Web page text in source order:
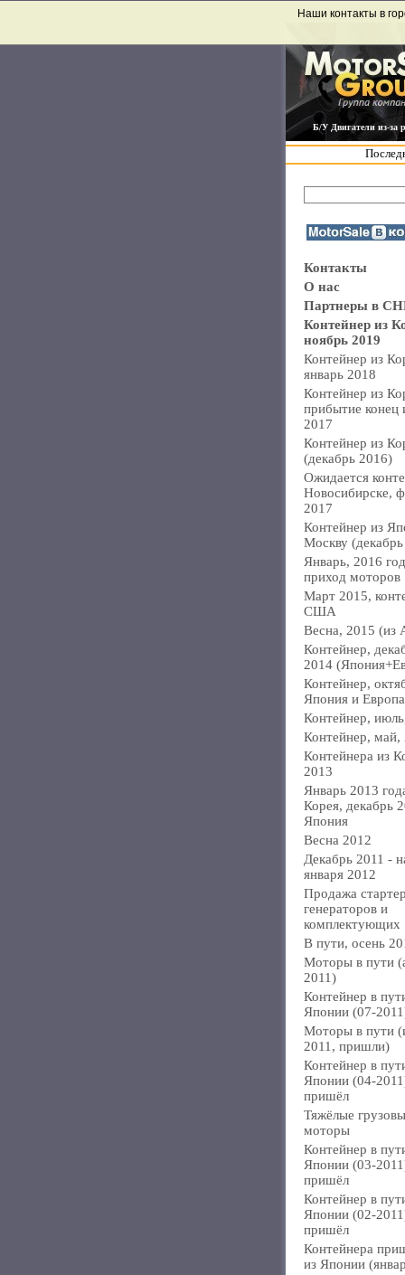
Б/У Двигатели из-за
Наши контакты в
Контакты
О нас
Партнеры в
Контейнер из
ноябрь 2019
Контейнер из
январь 2018
Контейнер из
прибытие конец
2017
Контейнер из
(декабрь 2016)
Ожидается
Новосибирске,
2017
Контейнер из
Москву
Январь, 2016
приход моторов
Март 2015,
США
Весна, 2015 (из
Контейнер,
2014
Контейнер,
Япония и
Контейнер,
Контейнер, май,
Контейнера из
2013
Январь 2013
Корея, декабрь
Япония
Весна 2012
Декабрь 2011 -
января 2012
Продажа
генераторов и
комплектующих
В пути, осень
Моторы в пути
2011)
Контейнер в
Японии (07-
Моторы в пути
2011, пришли)
Контейнер в
Японии (04-
пришёл
Тяжёлые
моторы
Контейнер в
Японии (03-
пришёл
Контейнер в
Японии (02-
пришёл
Контейнера
из Японии